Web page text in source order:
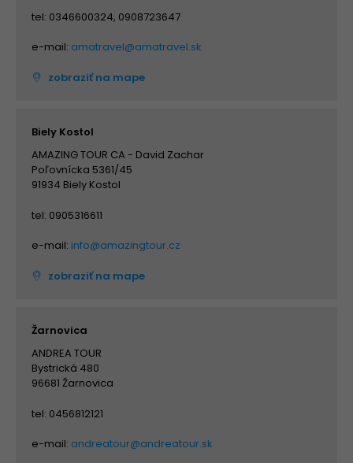
tel: 0346600324, 0908723647
e-mail: amatravel@amatravel.sk
zobraziť na mape
Biely Kostol
AMAZING TOUR CA - David Zachar
Poľovnícka 5361/45
91934 Biely Kostol
tel: 0905316611
e-mail: info@amazingtour.cz
zobraziť na mape
Žarnovica
ANDREA TOUR
Bystrická 480
96681 Žarnovica
tel: 0456812121
e-mail: andreatour@andreatour.sk